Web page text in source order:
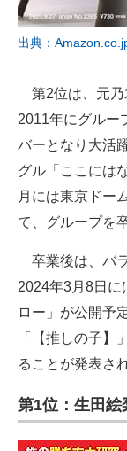
出典：
第2位は、元乃
2011年にグルー
バーとなり大活
グル「ここには
月には東京ドー
て、グループを
卒業後は、バ
2024年3月8日に
ロー」が公開予
「【推しの子】
ることが発表さ
第1位：生田絵